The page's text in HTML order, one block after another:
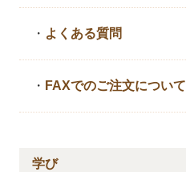
・ よくある質問
・ FAXでのご注文について
学び